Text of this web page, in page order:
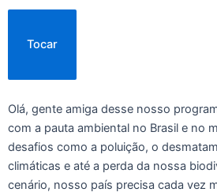
Tocar
Olá, gente amiga desse nosso
com a pauta ambiental no Brasil e no
desafios como a poluição, o
climáticas e até a perda da nossa
cenário, nosso país precisa cada vez